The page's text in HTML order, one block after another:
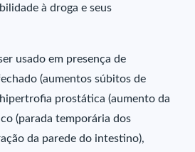
à droga e seus
usado em presença de
(aumentos súbitos de
prostática (aumento da
(parada temporária dos
da parede do intestino),